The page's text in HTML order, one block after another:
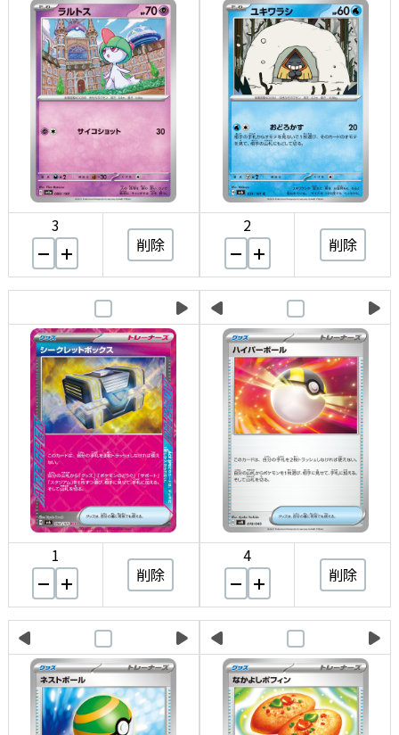
3
削除
2
削除
1
削除
4
削除